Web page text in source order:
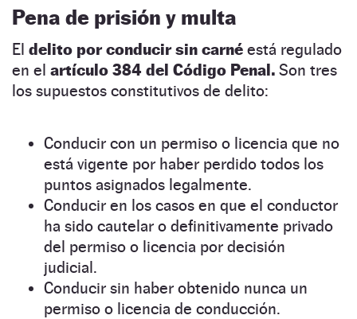
Pena de prisión y multa
El delito por conducir sin carné está regulado
en el artículo 384 del Código Penal. Son tres
los supuestos constitutivos de delito:
Conducir con un permiso o licencia que no
está vigente por haber perdido todos los
puntos asignados legalmente.
Conducir en los casos en que el conductor
ha sido cautelar o definitivamente privado
del permiso o licencia por decisión
judicial.
Conducir sin haber obtenido nunca un
permiso o licencia de conducción.